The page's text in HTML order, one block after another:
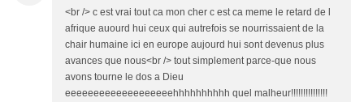
<br /> c est vrai tout ca mon cher c est ca meme le retard de l
afrique auourd hui ceux qui autrefois se nourrissaient de la
chair humaine ici en europe aujourd hui sont devenus plus
avances que nous<br /> tout simplement parce-que nous
avons tourne le dos a Dieu
eeeeeeeeeeeeeeeeeeehhhhhhhhhh quel malheur!!!!!!!!!!!!!!!